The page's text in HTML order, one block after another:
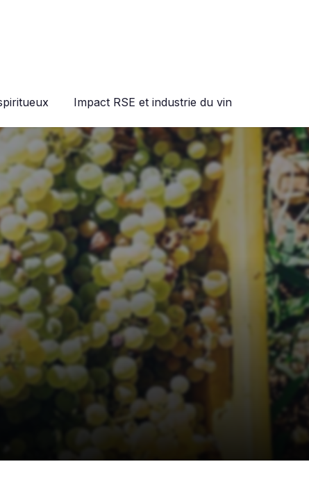
Impact RSE et industrie du vin